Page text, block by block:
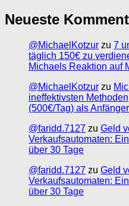
Neueste
@MichaelKotzur zu 7
täglich 150€ zu
Michaels Reaktion auf
@MichaelKotzur zu
ineffektivsten
(500€/Tag) als
@faridd.7127 zu Geld
Verkaufsautomaten:
über 30 Tage
@faridd.7127 zu Geld
Verkaufsautomaten:
über 30 Tage